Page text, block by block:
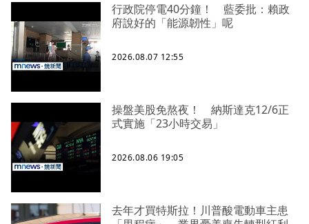
行政院停電40分鐘！ 藍委批：賴政
府說好的「能源韌性」呢
2026.08.07 12:55
操盤美股免熬夜！ 納斯達克12/6正
式實施「23小時交易」
2026.08.06 19:05
去年才買特斯拉！川普酸電動車主患